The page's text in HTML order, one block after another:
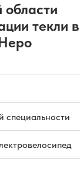
области
текли в
специальности